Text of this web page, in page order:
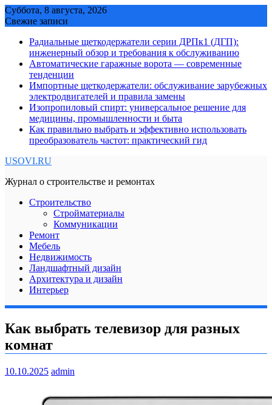
Skip
to
Суббота, 8 августа, 2026
Свежие записи
Радиальные щеткодержатели серии ДРПк1 (ДГП):
инженерный обзор и требования к обслуживанию
Автоматические гаражные ворота — современные
тенденции
Импортные щеткодержатели: обслуживание зарубежных
электродвигателей и правила замены
Изопропиловый спирт: универсальное решение для
медицины, промышленности и быта
Как правильно выбрать и эффективно использовать
преобразователь частот: практический гид
USOVI.RU
Журнал о строительстве и ремонтах
Строительство
Стройматериалы
Коммуникации
Ремонт
Мебель
Недвижимость
Ландшафтный дизайн
Архитектура и дизайн
Интерьер
Как выбрать телевизор для разных
комнат
10.10.2025 admin